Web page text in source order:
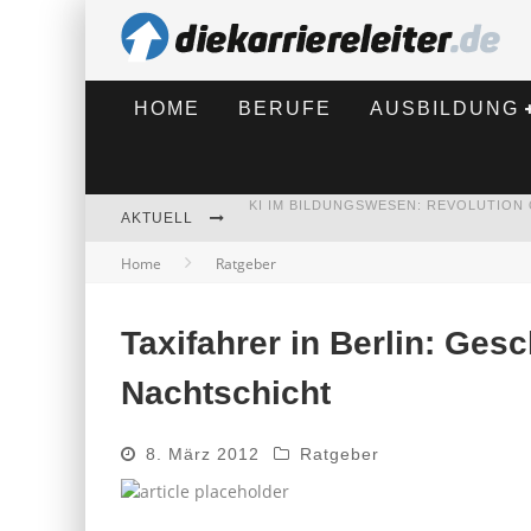
HOME BERUFE AUSBILDUNG
AKTUELL
Home Ratgeber
Taxifahrer in Berlin:
Nachtschicht
8. März 2012 Ratgeber